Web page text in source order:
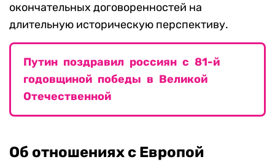
окончательных договоренностей на
длительную историческую перспективу.
Путин поздравил россиян с 81-й
годовщиной победы в Великой
Отечественной
Об отношениях с Европой